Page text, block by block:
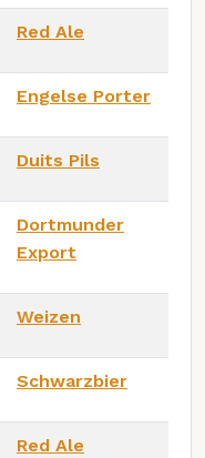
Red Ale
Engelse Porter
Duits Pils
Dortmunder
Export
Weizen
Schwarzbier
Red Ale